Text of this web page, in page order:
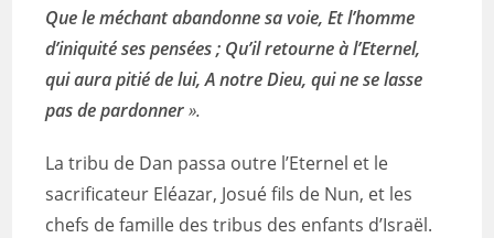
Que le méchant abandonne sa voie, Et l’homme
d’iniquité ses pensées ; Qu’il retourne à l’Eternel,
qui aura pitié de lui, A notre Dieu, qui ne se lasse
pas de pardonner».
La tribu de Dan passa outre l’Eternel et le
sacrificateur Eléazar, Josué fils de Nun, et les
chefs de famille des tribus des enfants d’Israël.